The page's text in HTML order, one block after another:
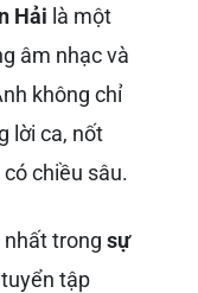
Hải là một
âm nhạc và
không chỉ
lời ca, nốt
chiều sâu.
trong sự
tập